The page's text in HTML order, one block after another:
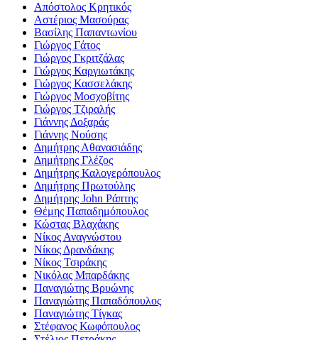
Απόστολος Κρητικός
Αστέριος Μασούρας
Βασίλης Παπαντωνίου
Γιώργος Γάτος
Γιώργος Γκριτζάλας
Γιώργος Καργιωτάκης
Γιώργος Κασσελάκης
Γιώργος Μοσχοβίτης
Γιώργος Τζιραλής
Γιάννης Δοξαράς
Γιάννης Νούσης
Δημήτρης Αθανασιάδης
Δημήτρης Γλέζος
Δημήτρης Καλογερόπουλος
Δημήτρης Πρωτούλης
Δημήτρης John Ράπτης
Θέμης Παπαδημόπουλος
Κώστας Βλαχάκης
Νίκος Αναγνώστου
Νίκος Δρανδάκης
Νίκος Τσιράκης
Νικόλας Μπαρδάκης
Παναγιώτης Βρυώνης
Παναγιώτης Παπαδόπουλος
Παναγιώτης Τίγκας
Στέφανος Κωφόπουλος